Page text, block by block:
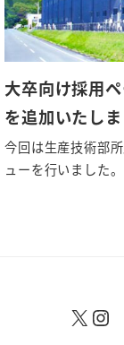
大卒向け採用
を追加いたしま
今回は生産技術部
ューを行いました
X Instagram